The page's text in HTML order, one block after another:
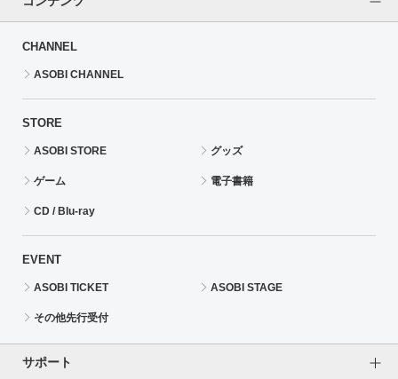
CHANNEL
ASOBI CHANNEL
STORE
ASOBI STORE グッズ
ゲーム 電子書籍
CD / Blu-ray
EVENT
ASOBI TICKET ASOBI STAGE
その他先行受付
サポート